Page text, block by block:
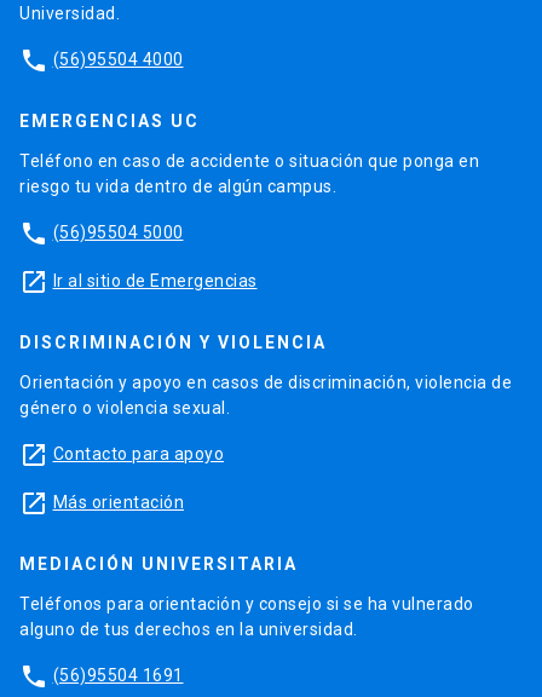
Universidad.
phone (56)95504 4000
EMERGENCIAS UC
Teléfono en caso de accidente o situación que ponga en
riesgo tu vida dentro de algún campus.
phone (56)95504 5000
launch Ir al sitio de Emergencias
DISCRIMINACIÓN Y VIOLENCIA
Orientación y apoyo en casos de discriminación, violencia de
género o violencia sexual.
launch Contacto para apoyo
launch Más orientación
MEDIACIÓN UNIVERSITARIA
Teléfonos para orientación y consejo si se ha vulnerado
alguno de tus derechos en la universidad.
phone (56)95504 1691